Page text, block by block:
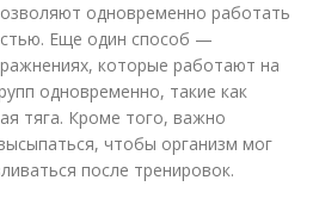
одновременно работать
Еще один способ —
которые работают на
одновременно, такие как
тяга. Кроме того, важно
чтобы организм мог
после тренировок.